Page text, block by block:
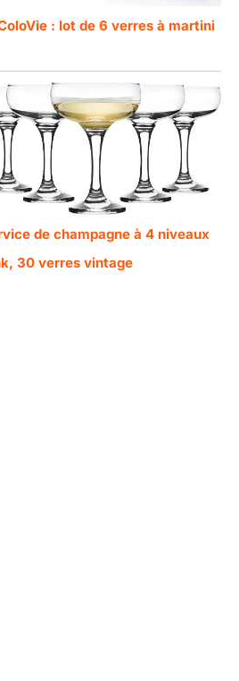
: lot de 6 verres à martini
de champagne à 4 niveaux
30 verres vintage